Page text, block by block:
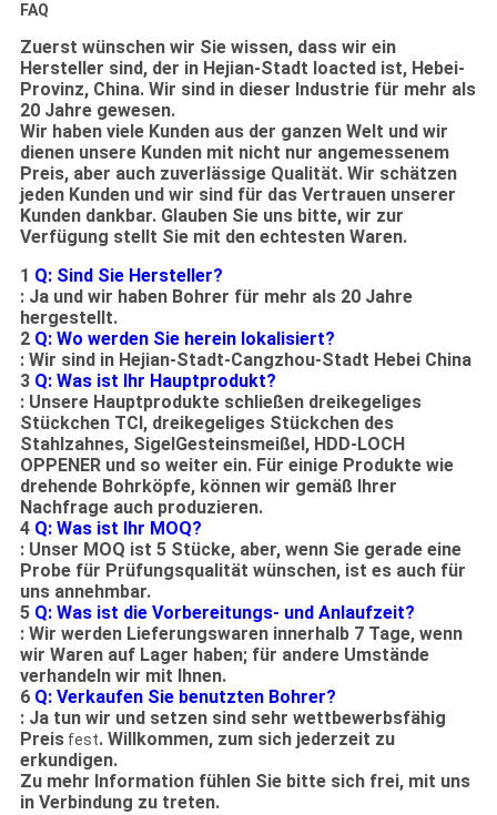
FAQ
Zuerst wünschen wir Sie wissen, dass wir ein
Hersteller sind, der in Hejian-Stadt loacted ist, Hebei-
Provinz, China. Wir sind in dieser Industrie für mehr als
20 Jahre gewesen.
Wir haben viele Kunden aus der ganzen Welt und wir
dienen unsere Kunden mit nicht nur angemessenem
Preis, aber auch zuverlässige Qualität. Wir schätzen
jeden Kunden und wir sind für das Vertrauen unserer
Kunden dankbar. Glauben Sie uns bitte, wir zur
Verfügung stellt Sie mit den echtesten Waren.
1 Q: Sind Sie Hersteller?
: Ja und wir haben Bohrer für mehr als 20 Jahre
hergestellt.
2 Q: Wo werden Sie herein lokalisiert?
: Wir sind in Hejian-Stadt-Cangzhou-Stadt Hebei China
3 Q: Was ist Ihr Hauptprodukt?
: Unsere Hauptprodukte schließen dreikegeliges
Stückchen TCI, dreikegeliges Stückchen des
Stahlzahnes, SigelGesteinsmeißel, HDD-LOCH
OPPENER und so weiter ein. Für einige Produkte wie
drehende Bohrköpfe, können wir gemäß Ihrer
Nachfrage auch produzieren.
4 Q: Was ist Ihr MOQ?
: Unser MOQ ist 5 Stücke, aber, wenn Sie gerade eine
Probe für Prüfungsqualität wünschen, ist es auch für
uns annehmbar.
5 Q: Was ist die Vorbereitungs- und Anlaufzeit?
: Wir werden Lieferungswaren innerhalb 7 Tage, wenn
wir Waren auf Lager haben; für andere Umstände
verhandeln wir mit Ihnen.
6 Q: Verkaufen Sie benutzten Bohrer?
: Ja tun wir und setzen sind sehr wettbewerbsfähig
Preisfest. Willkommen, zum sich jederzeit zu
erkundigen.
Zu mehr Information fühlen Sie bitte sich frei, mit uns
in Verbindung zu treten.